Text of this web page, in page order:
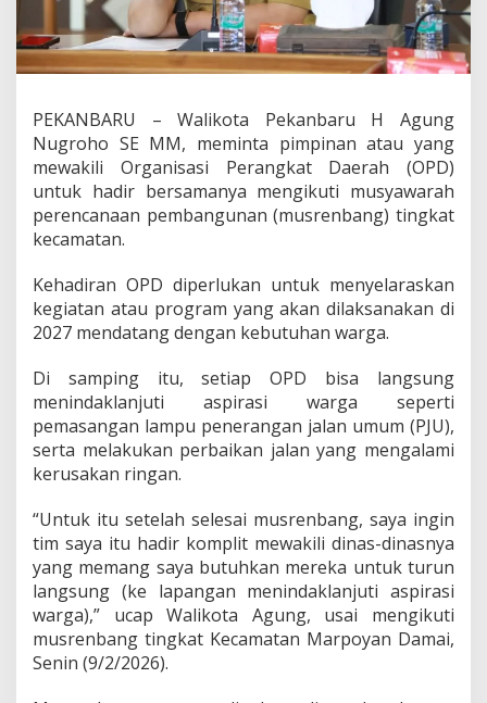
t
a
O
P
a
d
i
r
d
i
s
r
e
n
a
g
K
e
m
a
t
a
n
PEKANBARU – Walikota Pekanbaru H Agung
Nugroho SE MM, meminta pimpinan atau yang
mewakili Organisasi Perangkat Daerah (OPD)
untuk hadir bersamanya mengikuti musyawarah
perencanaan pembangunan (musrenbang) tingkat
kecamatan.
Kehadiran OPD diperlukan untuk menyelaraskan
kegiatan atau program yang akan dilaksanakan di
2027 mendatang dengan kebutuhan warga.
Di samping itu, setiap OPD bisa langsung
menindaklanjuti aspirasi warga seperti
pemasangan lampu penerangan jalan umum (PJU),
serta melakukan perbaikan jalan yang mengalami
kerusakan ringan.
“Untuk itu setelah selesai musrenbang, saya ingin
tim saya itu hadir komplit mewakili dinas-dinasnya
yang memang saya butuhkan mereka untuk turun
langsung (ke lapangan menindaklanjuti aspirasi
warga),” ucap Walikota Agung, usai mengikuti
musrenbang tingkat Kecamatan Marpoyan Damai,
Senin (9/2/2026).